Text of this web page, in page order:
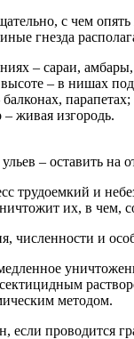
с чем
гнезда
– сараи, амбары,
высоте – в нишах
парапетах;
– живая изгородь.
– оставить
трудоемкий и
их, в чем,
численности и
методом.
если проводится